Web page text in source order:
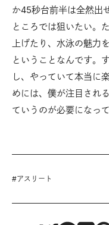
か45秒台前半は全然出
ところでは狙いたい。
上げたり、水泳の魅力
ということなんです。
し、やっていて本当に
めには、僕が注目され
ていうのが必要になっ
#アスリート